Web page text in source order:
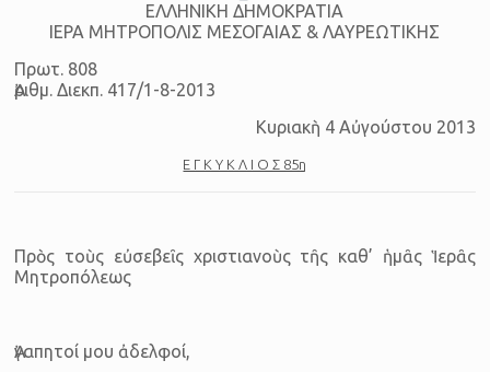
ΕΛΛΗΝΙΚΗ ΔΗΜΟΚΡΑΤΙΑ
ΙΕΡΑ ΜΗΤΡΟΠΟΛΙΣ ΜΕΣΟΓΑΙΑΣ & ΛΑΥΡΕΩΤΙΚΗΣ
Πρωτ. 808
Ἀριθμ. Διεκπ. 417/1-8-2013
Κυριακὴ 4 Αὐγούστου 2013
Ε Γ Κ Υ Κ Λ Ι Ο Σ 85η
Πρὸς τοὺς εὐσεβεῖς χριστιανοὺς τῆς καθ’ ἡμᾶς Ἱερᾶς
Μητροπόλεως
Ἀγαπητοί μου ἀδελφοί,